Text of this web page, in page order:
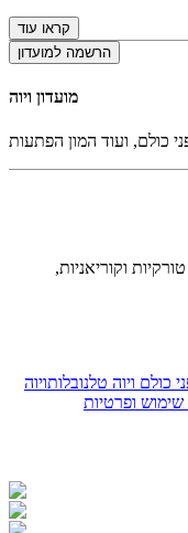
קראו עוד
הרשמה למועדון
מועדון ויוה
וקוריאניות,
כולם ויוה טלנובלותויוה
שימוש ופרטיות